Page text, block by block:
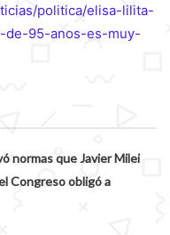
politica/elisa-lilita-
95-anos-es-muy-
normas que Javier Milei
Congreso obligó a